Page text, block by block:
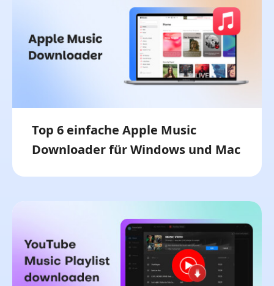
Top 6 einfache Apple Music
Downloader für Windows und Mac